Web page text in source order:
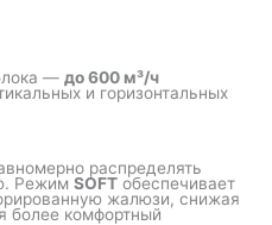
— до 600 м³/ч
и горизонтальных
распределять
Режим SOFT обеспечивает
жалюзи, снижая
более комфортный